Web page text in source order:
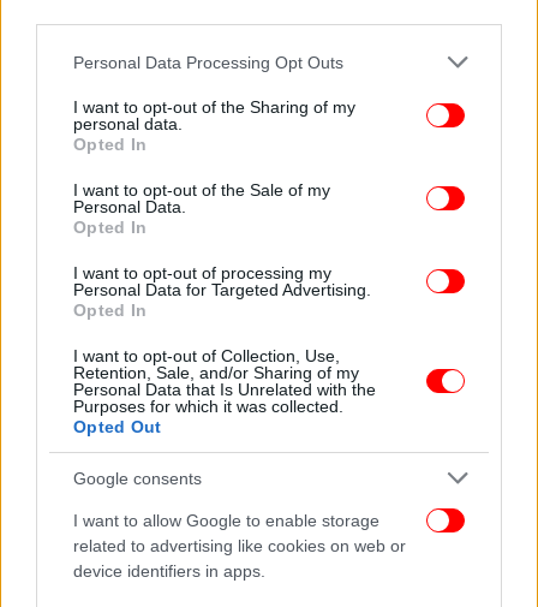
Please note that this website/app uses one or more Google
not limited to your visit or usage behaviour. You may click to
grant or deny consent to Google and its third-party tags to
use your data for below specified purposes in below Google
consent section.
Personal Data Processing Opt Outs
I want to opt-out of the Sharing of my
personal data.
Opted In
I want to opt-out of the Sale of my
Personal Data.
Opted In
I want to opt-out of processing my
Personal Data for Targeted Advertising.
Opted In
I want to opt-out of Collection, Use,
Retention, Sale, and/or Sharing of my
Personal Data that Is Unrelated with the
Purposes for which it was collected.
Opted Out
Google consents
I want to allow Google to enable storage
related to advertising like cookies on web or
device identifiers in apps.
μονοθέσιο αεροσκάφος F-16 Block 52+ της 337
Μοίρας, της 110 Πτέρυγας Μάχης (ΠΜ) που
εκτελούσε εκπαιδευτική πτήση κατέπεσε στη
θαλάσσια περιοχή Ψαθούρας.
Σε εξέλιξη βρίσκεται επιχείρηση έρευνας-διάσωσης
για τον χειριστή. Στην περιοχή σπεύδει ένα
ελικόπτερο Super Puma από την 130 Σμηναρχία
Μάχης, ένα ελικόπτερο S-70 του Πολεμικού
Ναυτικού, ένα CL-415 από την 113 ΠΜ,
κατευθύνεται στην περιοχή η Φρεγάτα "Αιγαίο",
ενώ είναι σε μεγίστη ετοιμότητα ένα C-130».
Ευχές Δένδια στον πιλότο του F-16
Τις ευχές του για ταχεία επάνοδο στα καθήκοντά